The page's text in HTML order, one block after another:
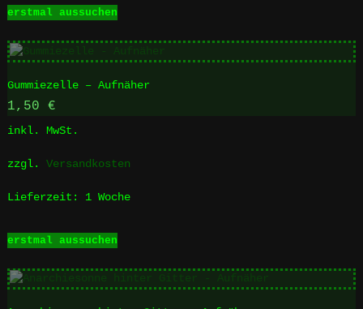
erstmal aussuchenProdukt
mehrere
auf.
Gummiezelle – Aufnäher
1,50 €
inkl. MwSt.
zzgl. Versandkosten
Lieferzeit: 1 Woche
erstmal aussuchenProdukt
mehrere